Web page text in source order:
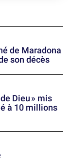
de Maradona
son décès
Dieu » mis
à 10 millions